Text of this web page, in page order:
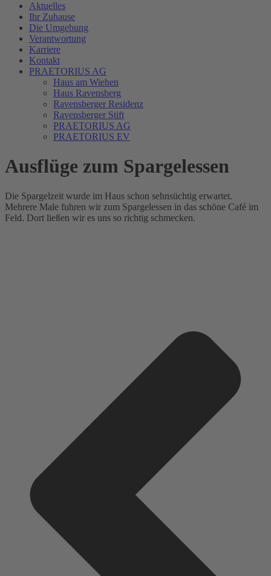
Aktuelles
Ihr Zuhause
Die Umgebung
Verantwortung
Karriere
Kontakt
PRAETORIUS AG
Haus am Wiehen
Haus Ravensberg
Ravensberger Residenz
Ravensberger Stift
PRAETORIUS AG
PRAETORIUS EV
Ausflüge zum Spargelessen
Die Spargelzeit wurde im Haus schon sehnsüchtig erwartet.
Mehrere Male fuhren wir zum Spargelessen in das schöne Café im
Feld. Dort ließen wir es uns so richtig schmecken.